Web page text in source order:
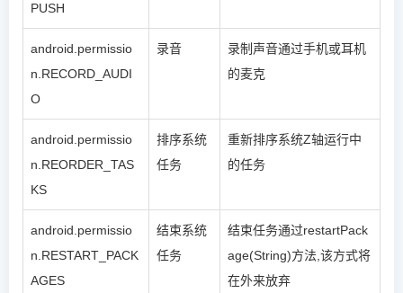
PUSH
android.permissio
n.RECORD_AUDI
O
录音
录制声音通过手机或耳机
的麦克
android.permissio
n.REORDER_TAS
KS
排序系统
任务
重新排序系统Z轴运行中
的任务
android.permissio
n.RESTART_PACK
AGES
结束系统
任务
结束任务通过restartPack
age(String)方法,该方式将
在外来放弃